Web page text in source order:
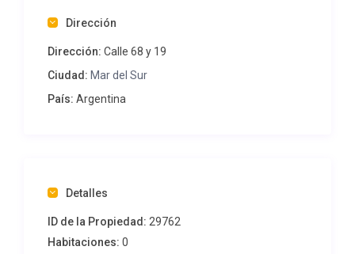
Dirección
Dirección: Calle 68 y 19
Ciudad: Mar del Sur
País: Argentina
Detalles
ID de la Propiedad: 29762
Habitaciones: 0